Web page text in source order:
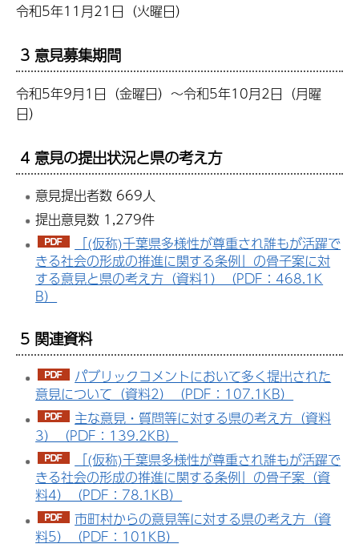
令和5年11月21日（火曜日）
3 意見募集期間
令和5年9月1日（金曜日）～令和5年10月2日（月曜
日）
4 意見の提出状況と県の考え方
意見提出者数 669人
提出意見数 1,279件
「(仮称)千葉県多様性が尊重され誰もが活躍で
きる社会の形成の推進に関する条例」の骨子案に対
する意見と県の考え方（資料1）（PDF：468.1K
B）
5 関連資料
パブリックコメントにおいて多く提出された
意見について（資料2）（PDF：107.1KB）
主な意見・質問等に対する県の考え方（資料
3）（PDF：139.2KB）
「(仮称)千葉県多様性が尊重され誰もが活躍で
きる社会の形成の推進に関する条例」の骨子案（資
料4）（PDF：78.1KB）
市町村からの意見等に対する県の考え方（資
料5）（PDF：101KB）